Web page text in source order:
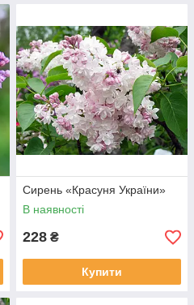
Сирень «Красуня України»
В наявності
228 ₴
Купити